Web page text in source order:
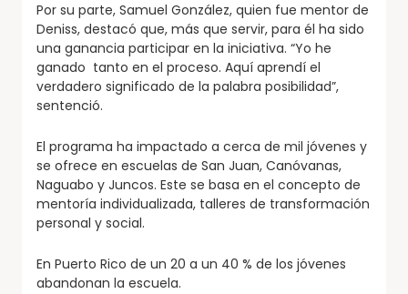
Por su parte, Samuel González, quien fue mentor de
Deniss, destacó que, más que servir, para él ha sido
una ganancia participar en la iniciativa. “Yo he
ganado tanto en el proceso. Aquí aprendí el
verdadero significado de la palabra posibilidad”,
sentenció.
El programa ha impactado a cerca de mil jóvenes y
se ofrece en escuelas de San Juan, Canóvanas,
Naguabo y Juncos. Este se basa en el concepto de
mentoría individualizada, talleres de transformación
personal y social.
En Puerto Rico de un 20 a un 40 % de los jóvenes
abandonan la escuela.